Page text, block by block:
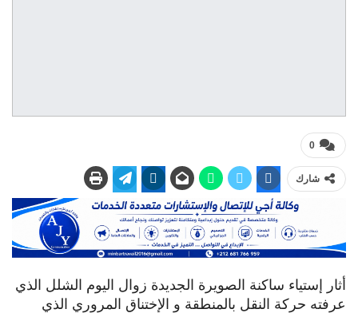
0
شارك
أثار إستياء ساكنة الصويرة الجديدة زوال اليوم الشلل الذي
عرفته حركة النقل بالمنطقة و الإختناق المروري الذي